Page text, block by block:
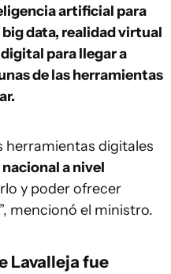
artificial para
data, realidad virtual
para llegar a
de las herramientas
herramientas digitales
a nivel
y poder ofrecer
mencionó el ministro.
Lavalleja fue